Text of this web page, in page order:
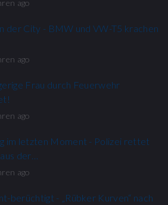
ago
der City - BMW und VW-T5 krachen
ago
Frau durch Feuerwehr
ago
im letzten Moment - Polizei rettet
der…
ago
berüchtigt - „Rübker Kurven“ nach